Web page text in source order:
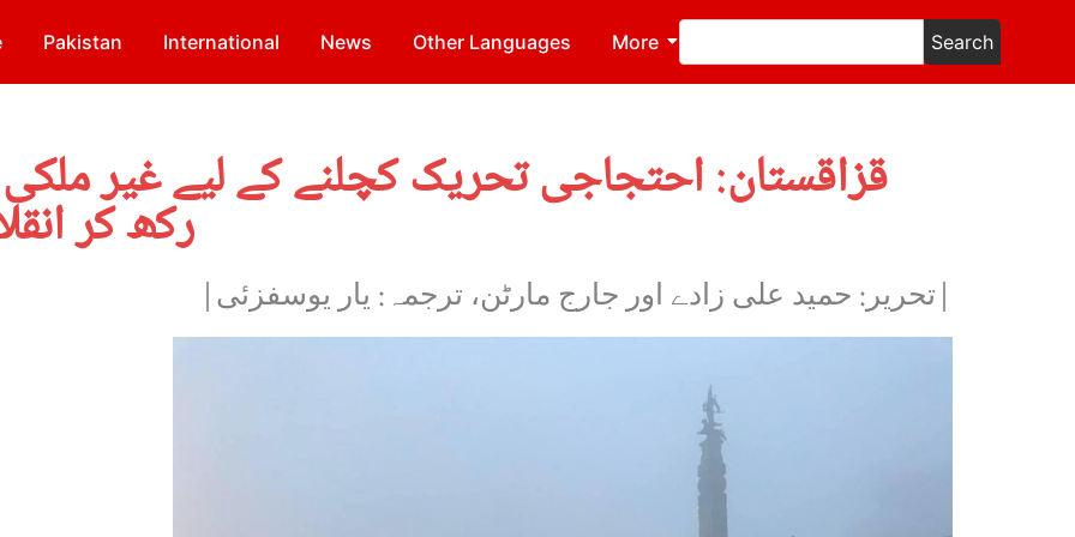
Pakistan International News Other Languages More Search
قزاقستان: احتجاجی تحریک کچلنے کے لیے غیر
رکھ کر
|تحریر: حمید علی زادے اور جارج مارٹن، ترجمہ: یار یوسفزئی|